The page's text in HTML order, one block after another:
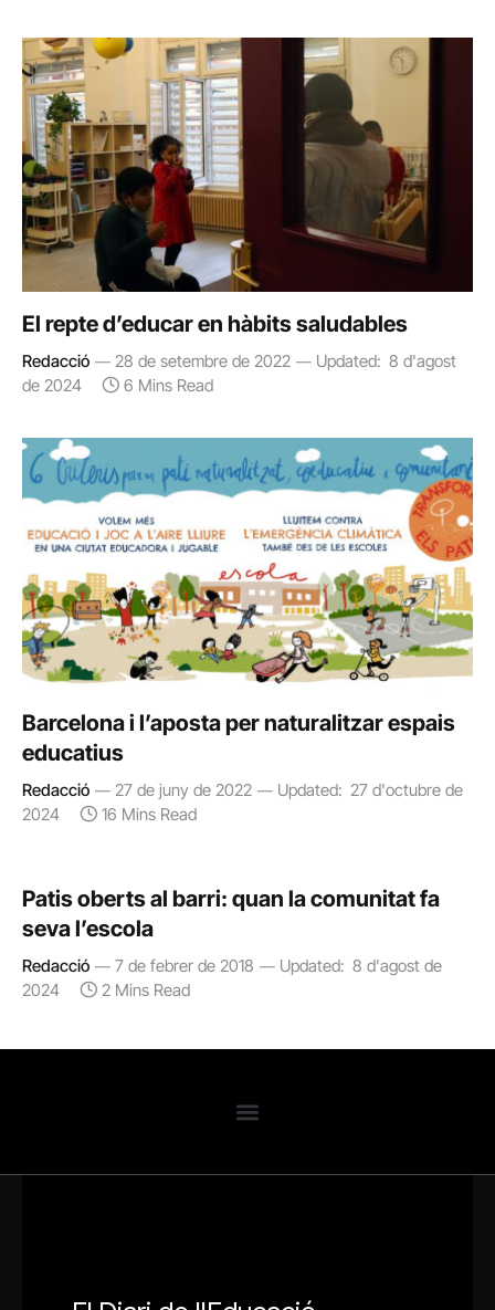
El repte d’educar en hàbits saludables
Redacció 28 de setembre de 2022 Updated: 8 d'agost
de 2024
6 Mins Read
Barcelona i l’aposta per naturalitzar espais
educatius
Redacció 27 de juny de 2022 Updated: 27 d'octubre de
2024
16 Mins Read
Patis oberts al barri: quan la comunitat fa
seva l’escola
Redacció 7 de febrer de 2018 Updated: 8 d'agost de
2024
2 Mins Read